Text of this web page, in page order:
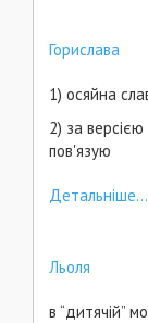
Горислава
1) осяйна
2) за версією
пов'язую
Детальніше...
Льоля
в “дитячій”